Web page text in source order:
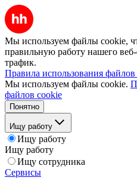
Мы используем файлы cookie,
правильную работу нашего веб-
трафик.
Правила использования
Мы используем файлы cookie.
файлов cookie
Понятно
Ищу работу
Ищу работу
Ищу работу
Ищу сотрудника
Сервисы